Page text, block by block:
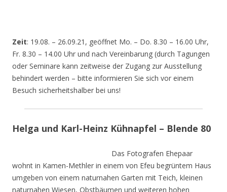
Zeit: 19.08. – 26.09.21, geöffnet Mo. – Do. 8.30 – 16.00 Uhr,
Fr. 8.30 – 14.00 Uhr und nach Vereinbarung (durch Tagungen
oder Seminare kann zeitweise der Zugang zur Ausstellung
behindert werden – bitte informieren Sie sich vor einem
Besuch sicherheitshalber bei uns!
Helga und Karl-Heinz Kühnapfel – Blende 80
Das Fotografen Ehepaar
wohnt in Kamen-Methler in einem von Efeu begrüntem Haus
umgeben von einem naturnahen Garten mit Teich, kleinen
naturnahen Wiesen, Obstbäumen und weiteren hohen